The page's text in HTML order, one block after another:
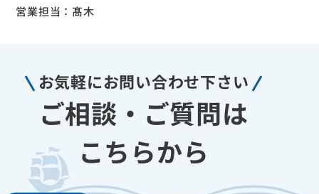
営業担当：髙木
お気軽にお問い合わせ下さい
ご相談・ご質問は
こちらから